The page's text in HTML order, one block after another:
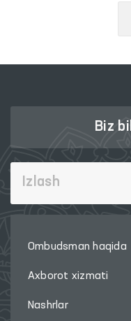
Biz
Ombudsman haqida
Axborot xizmati
Nashrlar